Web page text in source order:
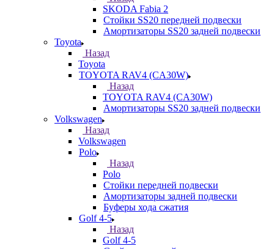
SKODA Fabia 2
Стойки SS20 передней подвески
Амортизаторы SS20 задней подвески
Toyota
Назад
Toyota
TOYOTA RAV4 (CA30W)
Назад
TOYOTA RAV4 (CA30W)
Амортизаторы SS20 задней подвески
Volkswagen
Назад
Volkswagen
Polo
Назад
Polo
Стойки передней подвески
Амортизаторы задней подвески
Буферы хода сжатия
Golf 4-5
Назад
Golf 4-5